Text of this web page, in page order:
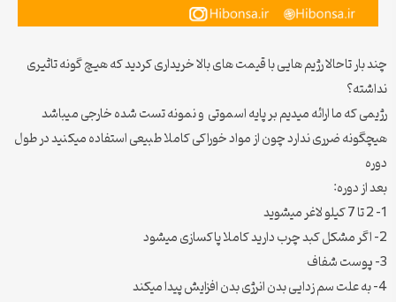
چند بار تاحالا رژیم هایی با قیمت های بالا خریداری کردید که هیچ گونه تاثیری
نداشته؟
رژیمی که ما ارائه میدیم بر پایه اسموتی و نمونه تست شده خارجی میباشد
هیچگونه ضرری ندارد چون از مواد خوراکی کاملا طبیعی استفاده میکنید در طول
دوره
بعد از دوره:
1- 2 تا 7 کیلو لاغر میشوید
2- اگر مشکل کبد چرب دارید کاملا پاکسازی میشود
3- پوست شفاف
4- به علت سم زدایی بدن انرژی بدن افزایش پیدا میکند